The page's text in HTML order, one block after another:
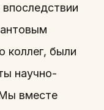
коллег, были
научно-
вместе